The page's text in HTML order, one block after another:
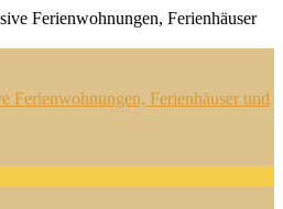
Ferienwohnungen, Ferienhäuser und